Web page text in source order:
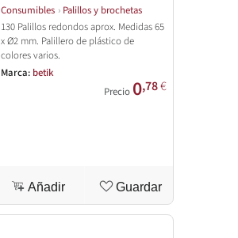
Consumibles › Palillos y brochetas
130 Palillos redondos aprox. Medidas 65
x Ø2 mm. Palillero de plástico de
colores varios.
Marca: betik
Precio 0,78€
Añadir Guardar